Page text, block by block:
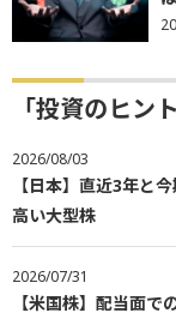
「投資のヒン
2026/08/03
【日本】直近3年と
高い大型株
2026/07/31
【米国株】配当面